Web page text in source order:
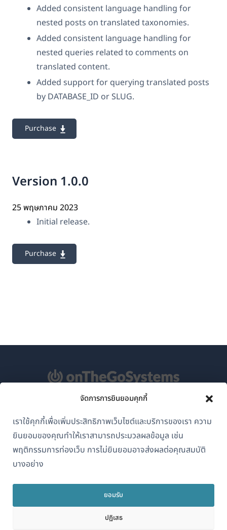
จัดการการยินยอมคุกกี้
เราใช้คุกกี้เพื่อเพิ่มประสิทธิภาพเว็บไซต์และบริการของเรา ความ
ยินยอมของคุณทำให้เราสามารถประมวลผลข้อมูล เช่น
พฤติกรรมการท่องเว็บ การไม่ยินยอมอาจส่งผลต่อคุณสมบัติ
บางอย่าง
ยอมรับ
ปฏิเสธ
Added consistent language handling for
nested posts on translated taxonomies.
Added consistent language handling for
nested queries related to comments on
translated content.
Added support for querying translated posts
by DATABASE_ID or SLUG.
Purchase
Version 1.0.0
25 พฤษภาคม 2023
Initial release.
Purchase
ไทย
GDPR และนโยบายความเป็นส่วนตัว
เข้าร่วมทีมของเรา(เปิด
ใน
หน้าต่าง
ใหม่)
ใน
หน้าต่าง
ใหม่)
ใน
ใหม่)